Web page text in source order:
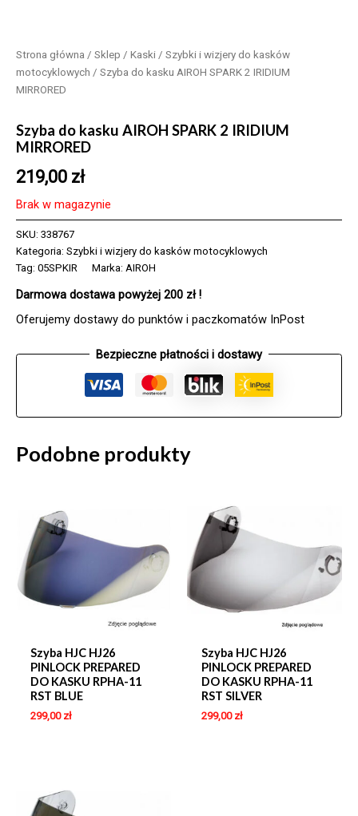
Strona główna / Sklep / Kaski / Szybki i wizjery do kasków
motocyklowych / Szyba do kasku AIROH SPARK 2 IRIDIUM
MIRRORED
Szyba do kasku AIROH SPARK 2 IRIDIUM
MIRRORED
219,00 zł
Brak w magazynie
SKU: 338767
Kategoria: Szybki i wizjery do kasków motocyklowych
Tag: 05SPKIR Marka: AIROH
Darmowa dostawa powyżej 200 zł !
Oferujemy dostawy do punktów i paczkomatów InPost
Bezpieczne płatności i dostawy
Podobne produkty
Szyba HJC HJ26
PINLOCK PREPARED
DO KASKU RPHA-11
RST BLUE
299,00 zł
Szyba HJC HJ26
PINLOCK PREPARED
DO KASKU RPHA-11
RST SILVER
299,00 zł